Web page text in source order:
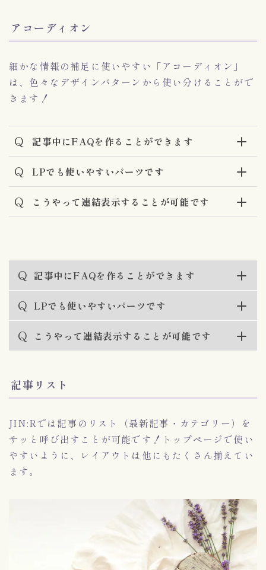
アコーディオン
細かな情報の補足に使いやすい「アコーディオン」
は、色々なデザインパターンから使い分けることがで
きます！
Q 記事中にFAQを作ることができます
Q LPでも使いやすいパーツです
Q こうやって連結表示することが可能です
Q 記事中にFAQを作ることができます
Q LPでも使いやすいパーツです
Q こうやって連結表示することが可能です
記事リスト
JIN:Rでは記事のリスト（最新記事・カテゴリー）を
サッと呼び出すことが可能です！トップページで使い
やすいように、レイアウトは他にもたくさん揃えてい
ます。
WordPressテーマ「JIN:R」
いますぐダウンロード！